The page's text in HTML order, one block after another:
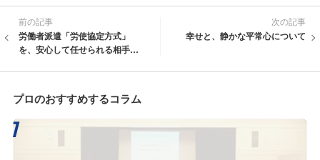
前の記事
労働者派遣「労使協定方式」
を、安心して任せられる相手は
次の記事
幸せと、静かな平常心について
プロのおすすめするコラム